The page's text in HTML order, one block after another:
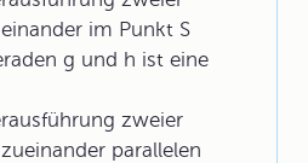
im Punkt S
g und h ist eine
zweier
parallelen